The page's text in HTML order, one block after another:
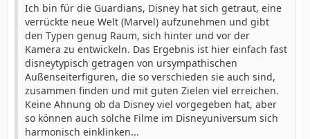
Ich bin für die Guardians, Disney hat sich getraut, eine
verrückte neue Welt (Marvel) aufzunehmen und gibt
den Typen genug Raum, sich hinter und vor der
Kamera zu entwickeln. Das Ergebnis ist hier einfach fast
disneytypisch getragen von ursympathischen
Außenseiterfiguren, die so verschieden sie auch sind,
zusammen finden und mit guten Zielen viel erreichen.
Keine Ahnung ob da Disney viel vorgegeben hat, aber
so können auch solche Filme im Disneyuniversum sich
harmonisch einklinken...